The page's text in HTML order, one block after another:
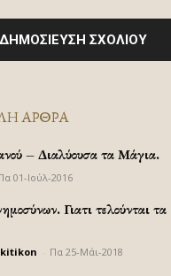
ΑΡΘΡΑ
– Διαλύουσα τα Μάγια.
01-Ιούλ-2016
Γιατι τελούνται
Πα 25-Μάι-2018